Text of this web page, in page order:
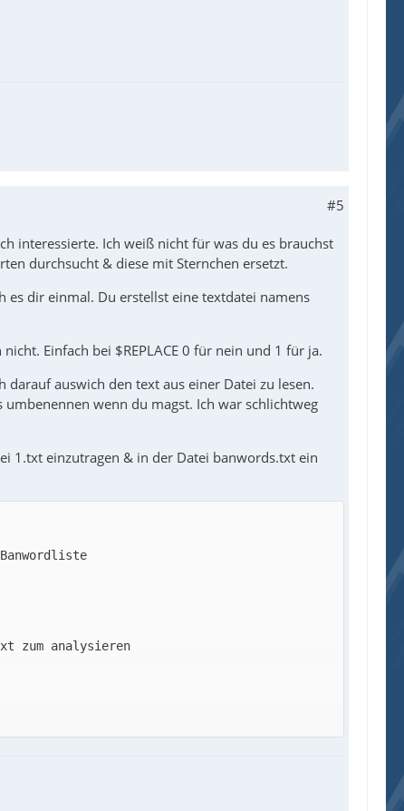
#5
interessierte. Ich weiß nicht für was du es brauchst
durchsucht & diese mit Sternchen ersetzt.
dir einmal. Du erstellst eine textdatei namens
Einfach bei $REPLACE 0 für nein und 1 für ja.
auswich den text aus einer Datei zu lesen.
wenn du magst. Ich war schlichtweg
1.txt einzutragen & in der Datei banwords.txt ein